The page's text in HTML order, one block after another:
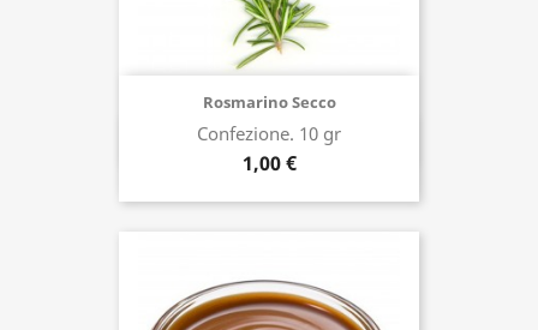
Rosmarino Secco
Confezione. 10 gr
1,00 €
Acquista ora